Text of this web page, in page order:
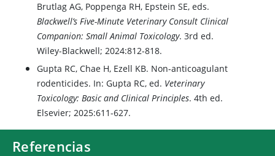
Brutlag AG, Poppenga RH, Epstein SE, eds.
Blackwell’s Five-Minute Veterinary Consult Clinical
Companion: Small Animal Toxicology. 3rd ed.
Wiley-Blackwell; 2024:812-818.
Gupta RC, Chae H, Ezell KB. Non-anticoagulant
rodenticides. In: Gupta RC, ed. Veterinary
Toxicology: Basic and Clinical Principles. 4th ed.
Elsevier; 2025:611-627.
Referencias